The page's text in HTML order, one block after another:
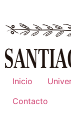
contenido
Inicio
Contacto